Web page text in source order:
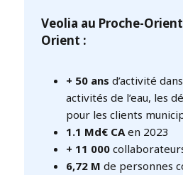
Veolia au Proche-
Orient :
+ 50 ans d’activité
activités de l’eau, les
pour les clients
1.1 Md€ CAen 2023
+ 11 000
6,72 M de personnes